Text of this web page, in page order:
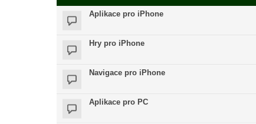
Aplikace pro iPhone
Hry pro iPhone
Navigace pro iPhone
Aplikace pro PC